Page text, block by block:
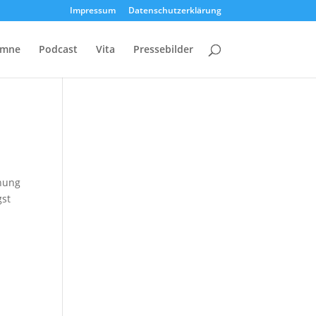
Impressum Datenschutzerklärung
Podcast Vita Pressebilder